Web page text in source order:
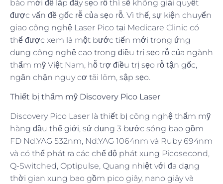
bào mới để lấp đầy sẹo rỗ thì sẽ không giải quyết
được vấn đề gốc rễ của sẹo rỗ. Vì thế, sự kiện chuyển
giao công nghệ Laser Pico tại Medicare Clinic có
thể được xem là một bước tiến mới trong ứng
dụng công nghệ cao trong điều trị sẹo rỗ của ngành
thẩm mỹ Việt Nam, hỗ trợ điều trị sẹo rỗ tận gốc,
ngăn chặn nguy cơ tãi lõm, sập sẹo.
Thiết bị thẩm mỹ Discovery Pico Laser
Discovery Pico Laser là thiết bị công nghệ thẩm mỹ
hàng đầu thế giới, sử dụng 3 bước sóng bao gồm
FD Nd:YAG 532nm, Nd:YAG 1064nm và Ruby 694nm
và có thể phát ra các chế độ phát xung Picosecond,
Q-Switched, Optipulse, Quang nhiệt với đa dạng
thời gian xung bao gồm pico giây, nano giây và